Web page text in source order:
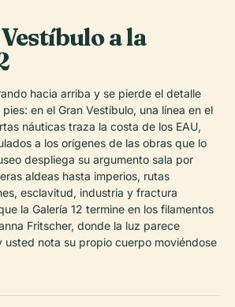
a la
hacia arriba y se pierde el detalle
en el Gran Vestíbulo, una línea en el
náuticas traza la costa de los EAU,
a los orígenes de las obras que lo
despliega su argumento sala por
aldeas hasta imperios, rutas
esclavitud, industria y fractura
la Galería 12 termine en los filamentos
Fritscher, donde la luz parece
usted nota su propio cuerpo moviéndose